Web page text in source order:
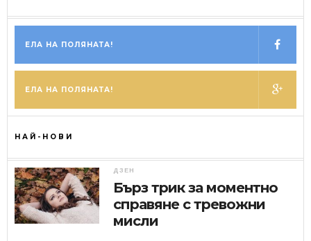
ЕЛА НА ПОЛЯНАТА!
ЕЛА НА ПОЛЯНАТА!
НАЙ-НОВИ
ДЗЕН
Бърз трик за моментно
справяне с тревожни
мисли